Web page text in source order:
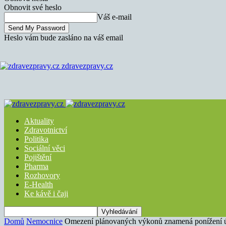
Obnovit své heslo
Váš e-mail
Heslo vám bude zasláno na váš email
zdravezpravy.cz
Aktuality
Zdravotnictví
Politika
Sociální věci
Pojištění
Pharma
Rozhovory
E-Health
Ke kávě i čaji
Domů Nemocnice Omezení plánovaných výkonů znamená ponížení